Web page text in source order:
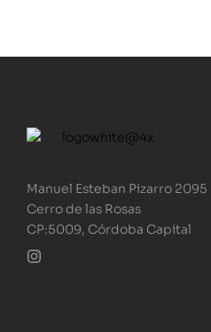
Manuel Esteban Pizarro 2095
Cerro de las Rosas
CP:5009, Córdoba Capital